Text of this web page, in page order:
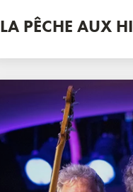
LA PÊCHE AUX